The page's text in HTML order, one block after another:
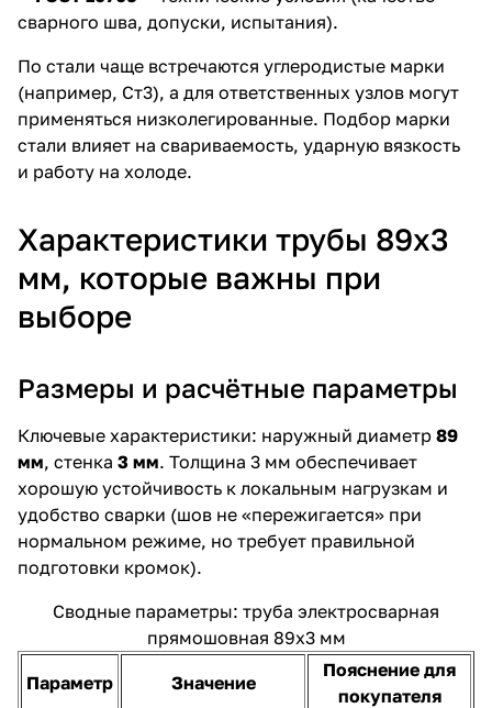
сварного шва, допуски, испытания).
По стали чаще встречаются углеродистые марки
(например, Ст3), а для ответственных узлов могут
применяться низколегированные. Подбор марки
стали влияет на свариваемость, ударную вязкость
и работу на холоде.
Характеристики трубы 89х3
мм, которые важны при
выборе
Размеры и расчётные параметры
Ключевые характеристики: наружный диаметр 89
мм, стенка 3 мм. Толщина 3 мм обеспечивает
хорошую устойчивость к локальным нагрузкам и
удобство сварки (шов не «пережигается» при
нормальном режиме, но требует правильной
подготовки кромок).
Сводные параметры: труба электросварная
прямошовная 89х3 мм
Параметр Значение
Пояснение для
покупателя